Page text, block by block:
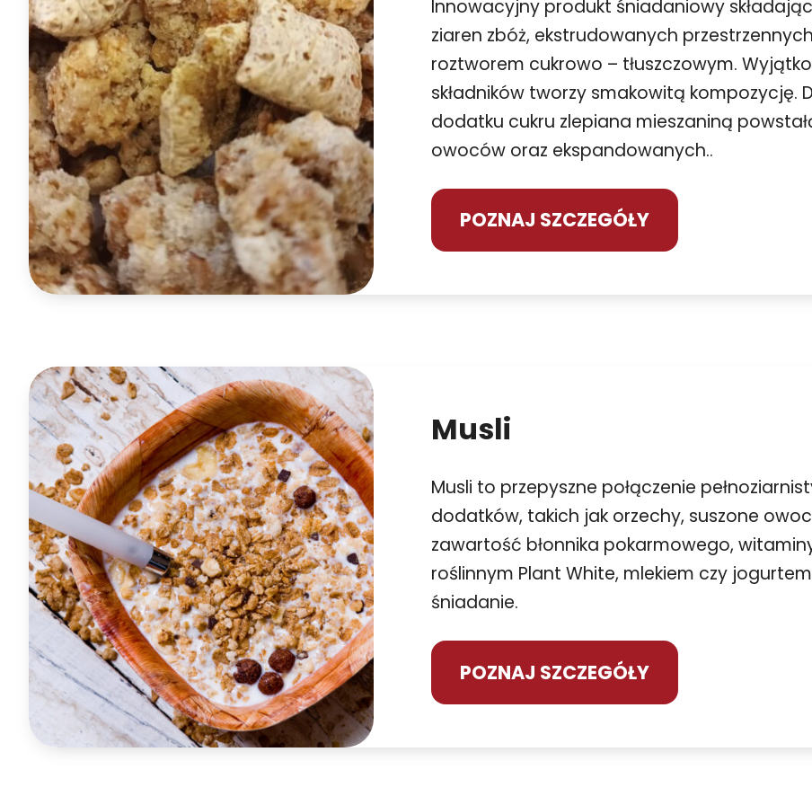
Innowacyjny produkt śniadaniowy
ziaren zbóż, ekstrudowanych
roztworem cukrowo – tłuszczowym.
składników tworzy smakowitą kompozycję.
dodatku cukru zlepiana mieszaniną
owoców oraz ekspandowanych..
POZNAJ SZCZEGÓŁY
Musli
Musli to przepyszne połączenie
dodatków, takich jak orzechy, suszone
zawartość błonnika pokarmowego,
roślinnym Plant White, mlekiem czy
śniadanie.
POZNAJ SZCZEGÓŁY